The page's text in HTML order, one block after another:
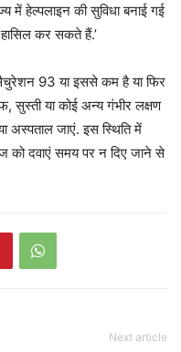
में हेल्पलाइन की सुविधा बनाई गई
कर सकते हैं.’
सैचुरेशन 93 या इससे कम है या फिर
सुस्ती या कोई अन्य गंभीर लक्षण
अस्पताल जाएं. इस स्थिति में
को दवाएं समय पर न दिए जाने से
Next article